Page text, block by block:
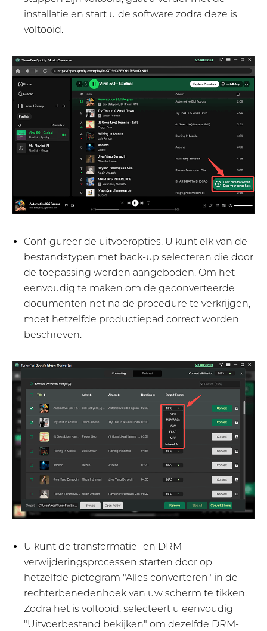
installatie en start u de software zodra deze is
voltooid.
Configureer de uitvoeropties. U kunt elk van de
bestandstypen met back-up selecteren die door
de toepassing worden aangeboden. Om het
eenvoudig te maken om de geconverteerde
documenten net na de procedure te verkrijgen,
moet hetzelfde productiepad correct worden
beschreven.
U kunt de transformatie- en DRM-
verwijderingsprocessen starten door op
hetzelfde pictogram "Alles converteren" in de
rechterbenedenhoek van uw scherm te tikken.
Zodra het is voltooid, selecteert u eenvoudig
"Uitvoerbestand bekijken" om dezelfde DRM-